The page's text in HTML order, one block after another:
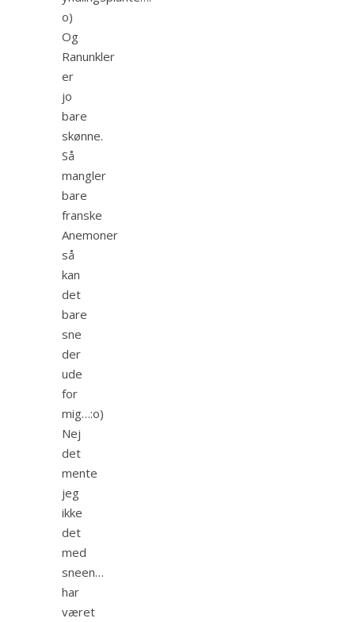
o)
Og
Ranunkler
er
jo
bare
skønne.
Så
mangler
bare
franske
Anemoner
så
kan
det
bare
sne
der
ude
for
mig…:o)
Nej
det
mente
jeg
ikke
det
med
sneen…
har
været